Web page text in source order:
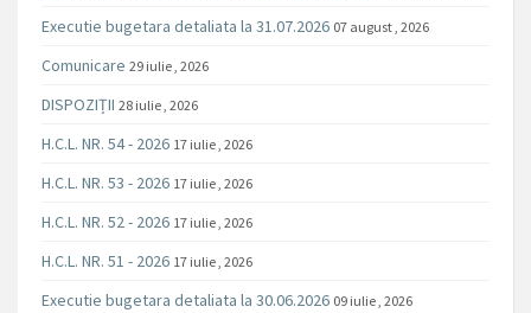
Executie bugetara detaliata la 31.07.2026 07 august , 2026
Comunicare 29 iulie , 2026
DISPOZIȚII 28 iulie , 2026
H.C.L. NR. 54 - 2026 17 iulie , 2026
H.C.L. NR. 53 - 2026 17 iulie , 2026
H.C.L. NR. 52 - 2026 17 iulie , 2026
H.C.L. NR. 51 - 2026 17 iulie , 2026
Executie bugetara detaliata la 30.06.2026 09 iulie , 2026